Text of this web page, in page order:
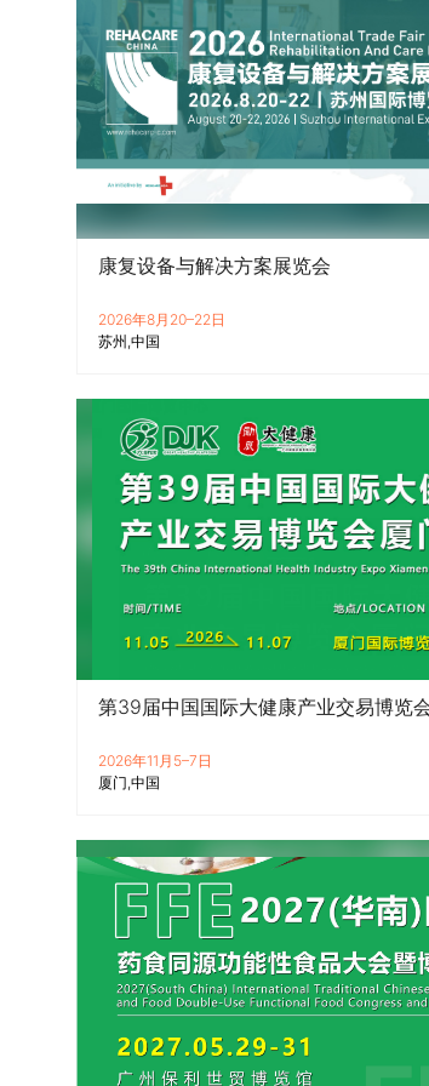
康复设备与解决方案展览会
2026年8月20–22日
苏州 中国
第39届中国国际大健康产业交易博览
2026年11月5–7日
厦门 中国